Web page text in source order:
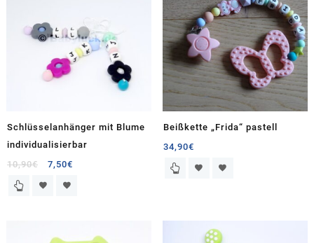
Schlüsselanhänger mit Blume
individualisierbar
10,90€
Ursprünglicher
7,50€
Beißkette „Frida“ pastell
34,90€